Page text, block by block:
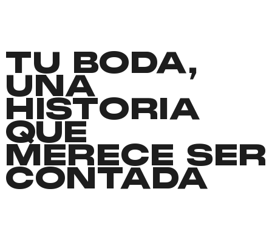
TU BODA,
UNA
HISTORIA
QUE
MERECE SER
CONTADA